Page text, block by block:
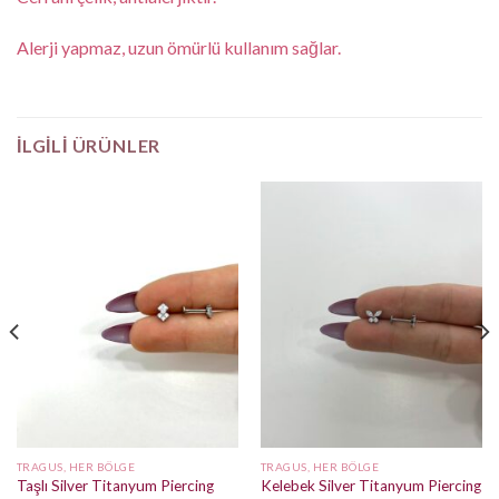
Alerji yapmaz, uzun ömürlü kullanım sağlar.
İLGILI ÜRÜNLER
TRAGUS, HER BÖLGE
Taşlı Silver Titanyum Piercing
TRAGUS, HER BÖLGE
Kelebek Silver Titanyum Piercing